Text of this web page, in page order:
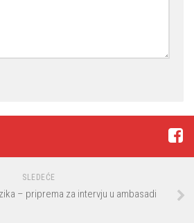
SLEDEĆE
– priprema za intervju u ambasadi